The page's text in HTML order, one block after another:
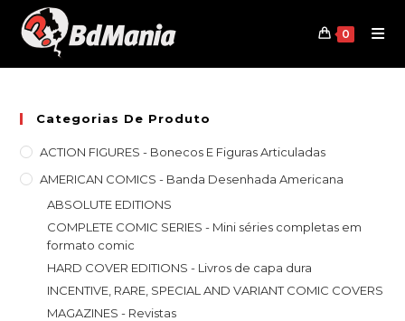
content
0
Categorias De Produto
ACTION FIGURES - Bonecos E Figuras Articuladas
AMERICAN COMICS - Banda Desenhada Americana
ABSOLUTE EDITIONS
COMPLETE COMIC SERIES - Mini séries completas em
formato comic
HARD COVER EDITIONS - Livros de capa dura
INCENTIVE, RARE, SPECIAL AND VARIANT COMIC COVERS
MAGAZINES - Revistas